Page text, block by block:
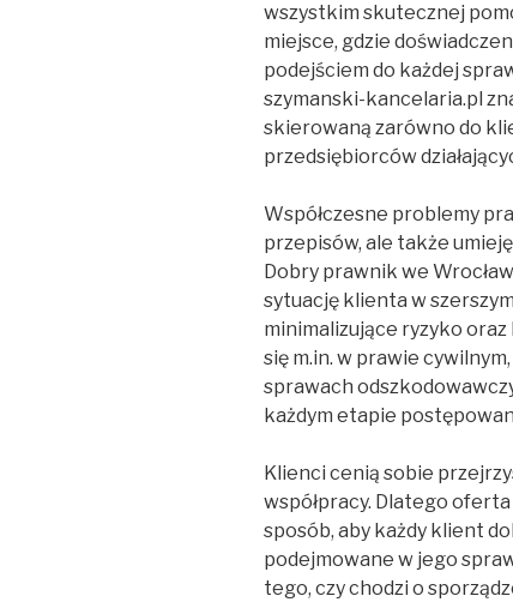
wszystkim skutecznej
miejsce, gdzie
podejściem do każdej
szymanski-kancelaria.pl
skierowaną zarówno do
przedsiębiorców
Współczesne problemy
przepisów, ale także
Dobry prawnik we
sytuację klienta w
minimalizujące ryzyko
się m.in. w prawie
sprawach
każdym etapie
Klienci cenią sobie
współpracy. Dlatego
sposób, aby każdy klient
podejmowane w jego
tego, czy chodzi o